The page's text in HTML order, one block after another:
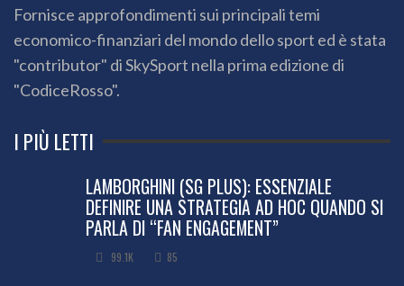
Fornisce approfondimenti sui principali temi
economico-finanziari del mondo dello sport ed è stata
"contributor" di SkySport nella prima edizione di
"CodiceRosso".
I PIÙ LETTI
LAMBORGHINI (SG PLUS): ESSENZIALE
DEFINIRE UNA STRATEGIA AD HOC QUANDO SI
PARLA DI “FAN ENGAGEMENT”
99.1K 85